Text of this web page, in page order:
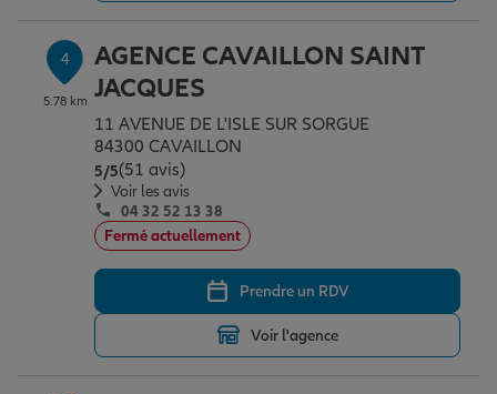
4
5.78 km
AGENCE CAVAILLON SAINT
JACQUES
11 AVENUE DE L'ISLE SUR SORGUE
84300 CAVAILLON
5/5Note de 5 sur 5
(51 avis)
Voir les avis
04 32 52 13 38
Fermé actuellement
Prendre un RDV
Voir l'agence